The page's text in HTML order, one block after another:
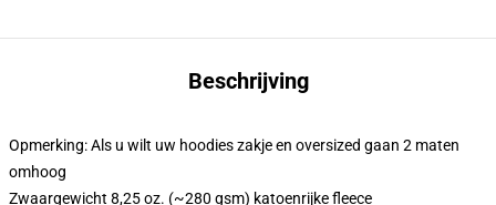
Beschrijving
Opmerking: Als u wilt uw hoodies zakje en oversized gaan 2 maten
omhoog
Zwaargewicht 8,25 oz. (~280 gsm) katoenrijke fleece